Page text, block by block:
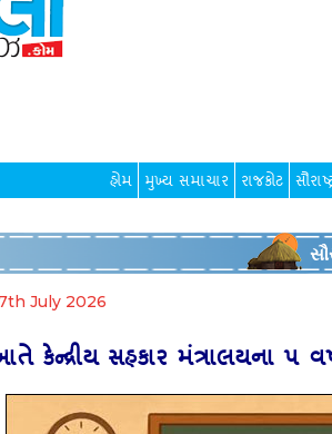
હોમ મુખ્ય સમાચાર રાજકોટ
July 2026
કેન્‍દ્રીય સહકાર મંત્રાલયના ૫